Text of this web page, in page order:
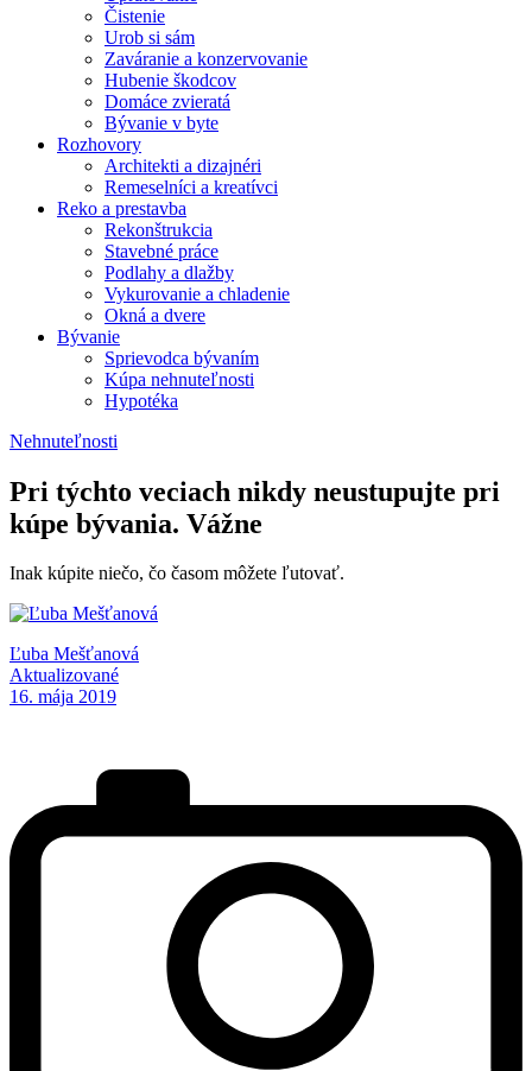
Čistenie
Urob si sám
Zaváranie a konzervovanie
Hubenie škodcov
Domáce zvieratá
Bývanie v byte
Rozhovory
Architekti a dizajnéri
Remeselníci a kreatívci
Reko a prestavba
Rekonštrukcia
Stavebné práce
Podlahy a dlažby
Vykurovanie a chladenie
Okná a dvere
Bývanie
Sprievodca bývaním
Kúpa nehnuteľnosti
Hypotéka
Nehnuteľnosti
Pri týchto veciach nikdy neustupujte pri
kúpe bývania. Vážne
Inak kúpite niečo, čo časom môžete ľutovať.
Ľuba Mešťanová
Aktualizované
16. mája 2019